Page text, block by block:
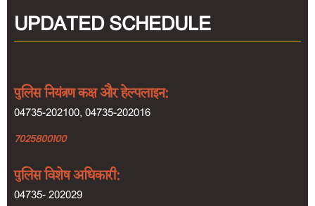
UPDATED SCHEDULE
पुलिस नियंत्रण कक्ष और हेल्पलाइन:
04735-202100, 04735-202016
7025800100
पुलिस विशेष अधिकारी:
04735- 202029